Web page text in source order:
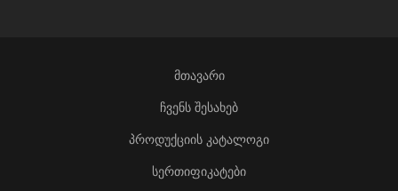
მთავარი
ჩვენს შესახებ
პროდუქციის კატალოგი
სერთიფიკატები